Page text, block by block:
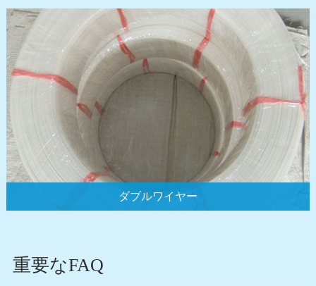
ダブルワイヤー
重要なFAQ